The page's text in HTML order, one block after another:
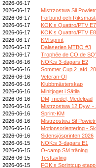
2026-06-17
2026-06-17
Mistrzostwa Sił
2026-06-17
Förbund och
2026-06-17
KOK:s Quattro/PTV E7
2026-06-17
KOK:s Quattro/PTV E8
2026-06-17
KM sprint
2026-06-17
Dalaserien MTBO #3
2026-06-17
Trophée de CO de
2026-06-16
NOK:s 3-dagars E2
2026-06-16
Sommer Cup 2. afd.
2026-06-16
Veteran-Ol
2026-06-16
Klubbmästerskap
2026-06-16
Minitjoget i Sätila
2026-06-16
DM, medel, Medelpad
2026-06-16
Mistrzostwa 12 Dyw. -
2026-06-16
Sprint-KM
2026-06-16
Mistrzostwa Sił
2026-06-16
Motionsorientering -
2026-06-16
Sidensjösprinten 2026
2026-06-15
NOK:s 3-dagars E1
2026-06-15
O-camp SM träning
2026-06-15
Testtävling
2026-06-15
FOK:s Sprintcup